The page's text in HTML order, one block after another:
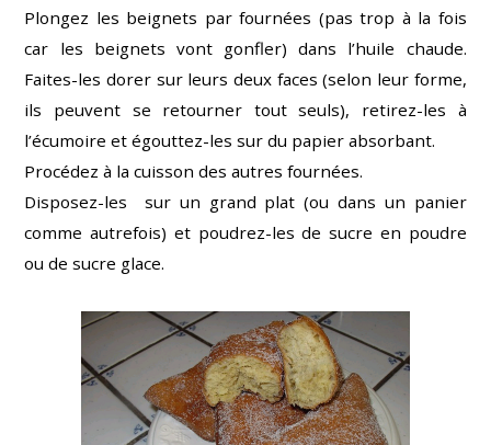
Plongez les beignets par fournées (pas trop à la fois
car les beignets vont gonfler) dans l’huile chaude.
Faites-les dorer sur leurs deux faces (selon leur forme,
ils peuvent se retourner tout seuls), retirez-les à
l’écumoire et égouttez-les sur du papier absorbant.
Procédez à la cuisson des autres fournées.
Disposez-les sur un grand plat (ou dans un panier
comme autrefois) et poudrez-les de sucre en poudre
ou de sucre glace.